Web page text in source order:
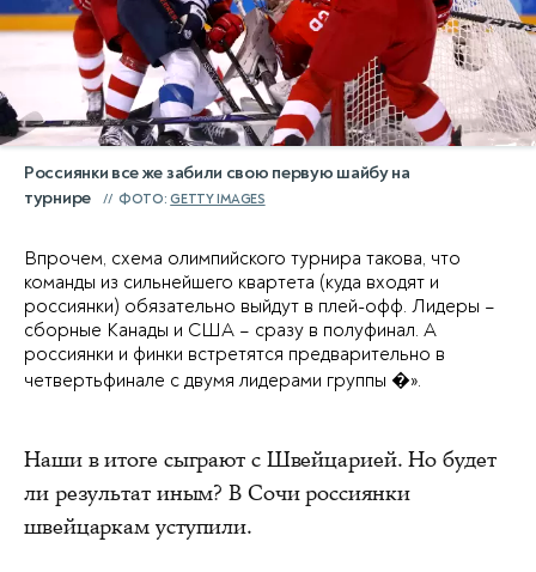
Россиянки все же забили свою первую шайбу на
турнире
ФОТО:GETTY IMAGES
Впрочем, схема олимпийского турнира такова, что
команды из сильнейшего квартета (куда входят и
россиянки) обязательно выйдут в плей-офф. Лидеры –
сборные Канады и США – сразу в полуфинал. А
россиянки и финки встретятся предварительно в
четвертьфинале с двумя лидерами группы �».
Наши в итоге сыграют с Швейцарией. Но будет
ли результат иным? В Сочи россиянки
швейцаркам уступили.